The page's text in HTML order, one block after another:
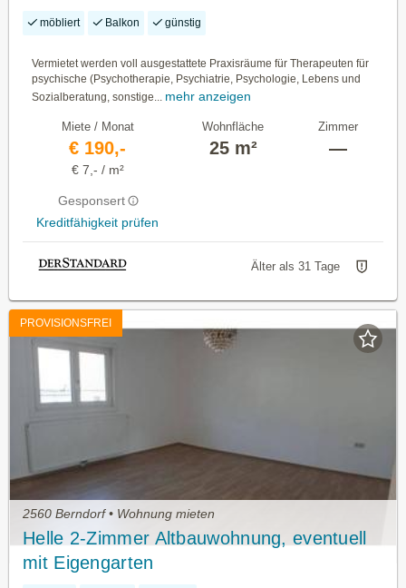
Bitte Beschreibung im Text Lesen!
möbliert Balkon günstig
Vermietet werden voll ausgestattete Praxisräume für Therapeuten für
psychische (Psychotherapie, Psychiatrie, Psychologie, Lebens und
Sozialberatung, sonstige...
mehr anzeigen
Miete / Monat
€ 190,-
€ 7,- / m²
Gesponsert
Kreditfähigkeit prüfen
Wohnfläche
25 m²
Zimmer
—
Älter als 31 Tage
PROVISIONSFREI
2560 Berndorf • Wohnung mieten
Helle 2-Zimmer Altbauwohnung, eventuell
mit Eigengarten